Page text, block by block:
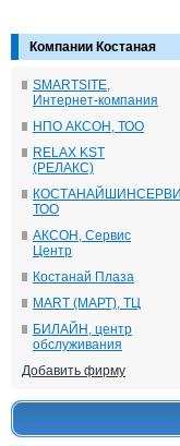
Компании Костаная
SMARTSITE,
Интернет-компания
НПО АКСОН, ТОО
RELAX KST
(РЕЛАКС)
ТОО
АКСОН, Сервис
Центр
Костанай Плаза
MART (МАРТ), ТЦ
БИЛАЙН, центр
обслуживания
Добавить фирму